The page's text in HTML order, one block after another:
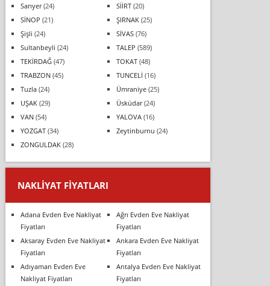
Sarıyer(24) SİİRT(20)
SİNOP (21) ŞIRNAK(25)
Şişli (24) SİVAS(76)
Sultanbeyli (24) TALEP (589)
TEKİRDAĞ(47) TOKAT(48)
TRABZON(45) TUNCELİ (16)
Tuzla(24) Ümraniye(25)
UŞAK(29) Üsküdar(24)
VAN(54) YALOVA(16)
YOZGAT(34) Zeytinburnu (24)
ZONGULDAK(28)
NAKLIYAT FIYATLARI
Adana Evden Eve Nakliyat
Fiyatları
Ağrı Evden Eve Nakliyat
Fiyatları
Aksaray Evden Eve Nakliyat
Fiyatları
Ankara Evden Eve Nakliyat
Fiyatları
Adıyaman Evden Eve
Nakliyat Fiyatları
Antalya Evden Eve Nakliyat
Fiyatları